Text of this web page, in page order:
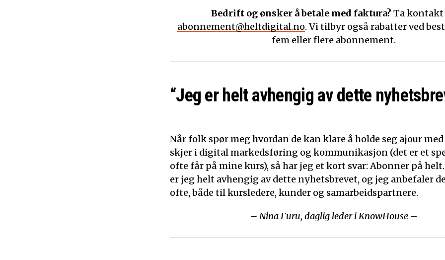
Bedrift og ønsker å betale med faktura? Ta kontakt
abonnement@heltdigital.no. Vi tilbyr også rabatter ved
fem eller flere abonnement.
“Jeg er helt avhengig av dette
Når folk spør meg hvordan de kan klare å holde seg ajour
skjer i digital markedsføring og kommunikasjon (det er et
ofte får på mine kurs), så har jeg et kort svar: Abonner på
er jeg helt avhengig av dette nyhetsbrevet, og jeg anbefaler
ofte, både til kursledere, kunder og samarbeidspartnere.
– Nina Furu, daglig leder i KnowHouse–